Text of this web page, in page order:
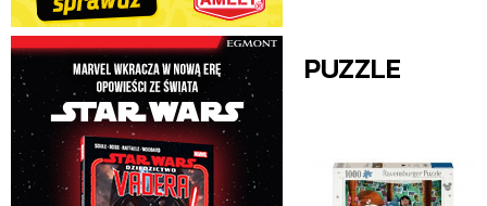
PUZZLE